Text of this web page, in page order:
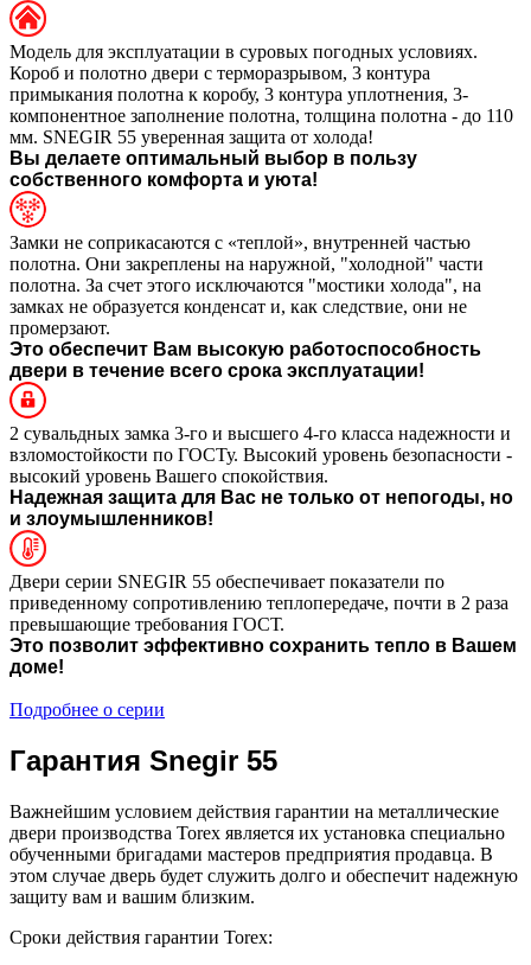
Модель для эксплуатации в суровых погодных условиях.
Короб и полотно двери с терморазрывом, 3 контура
примыкания полотна к коробу, 3 контура уплотнения, 3-
компонентное заполнение полотна, толщина полотна - до 110
мм. SNEGIR 55 уверенная защита от холода!
Вы делаете оптимальный выбор в пользу
собственного комфорта и уюта!
Замки не соприкасаются с «теплой», внутренней частью
полотна. Они закреплены на наружной, "холодной" части
полотна. За счет этого исключаются "мостики холода", на
замках не образуется конденсат и, как следствие, они не
промерзают.
Это обеспечит Вам высокую работоспособность
двери в течение всего срока эксплуатации!
2 сувальдных замка 3-го и высшего 4-го класса надежности и
взломостойкости по ГОСТу. Высокий уровень безопасности -
высокий уровень Вашего спокойствия.
Надежная защита для Вас не только от непогоды, но
и злоумышленников!
Двери серии SNEGIR 55 обеспечивает показатели по
приведенному сопротивлению теплопередаче, почти в 2 раза
превышающие требования ГОСТ.
Это позволит эффективно сохранить тепло в Вашем
доме!
Подробнее о серии
Гарантия Snegir 55
Важнейшим условием действия гарантии на металлические
двери производства Torex является их установка специально
обученными бригадами мастеров предприятия продавца. В
этом случае дверь будет служить долго и обеспечит надежную
защиту вам и вашим близким.
Сроки действия гарантии Torex: